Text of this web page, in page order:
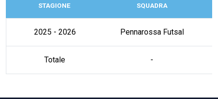
STAGIONE SQUADRA
2025 - 2026 Pennarossa Futsal
Totale -